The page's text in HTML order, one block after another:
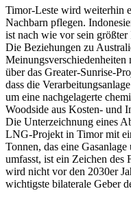
Timor-Leste wird weiterhin
Nachbarn pflegen.
ist nach wie vor sein
Die Beziehungen zu
über das Greater-Sunrise-
dass die
um eine nachgelagerte
Woodside aus Kosten- und
Die Unterzeichnung eines
LNG-Projekt in Timor mit
Tonnen, das eine
umfasst, ist ein Zeichen des
wird nicht vor den 2030er
wichtigste bilaterale Geber